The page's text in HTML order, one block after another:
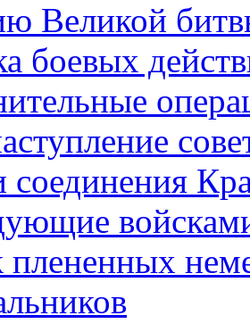
Великой
боевых
соединения
плененных